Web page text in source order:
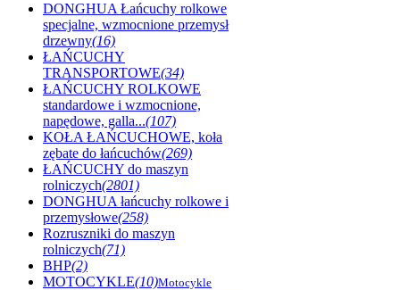
DONGHUA Łańcuchy rolkowe
specjalne, wzmocnione przemysł
drzewny(16)
ŁAŃCUCHY
TRANSPORTOWE(34)
ŁAŃCUCHY ROLKOWE
standardowe i wzmocnione,
napędowe, galla...(107)
KOŁA ŁAŃCUCHOWE, koła
zębate do łańcuchów(269)
ŁAŃCUCHY do maszyn
rolniczych(2801)
DONGHUA łańcuchy rolkowe i
przemysłowe(258)
Rozruszniki do maszyn
rolniczych(71)
BHP(2)
MOTOCYKLE(10)Motocykle